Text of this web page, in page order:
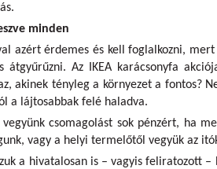
minden
azért érdemes és kell foglalkozni,
átgyűrűzni. Az IKEA karácsonyfa
akinek tényleg a környezet a fontos?
a lájtosabbak felé haladva.
vegyünk csomagolást sok pénzért, ha
vagy a helyi termelőtől vegyük az
a hivatalosan is – vagyis feliratozott